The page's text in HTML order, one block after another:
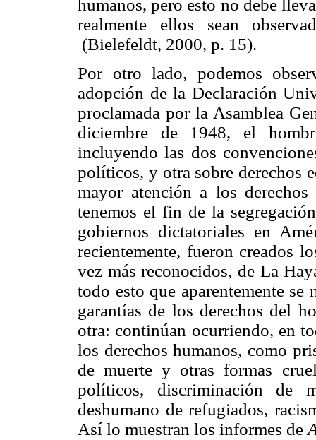
humanos, pero esto no debe
realmente ellos sean
(Bielefeldt, 2000, p. 15).
Por otro lado, podemos
adopción dela Declaración
proclamada por la Asamblea
diciembre de 1948, el
incluyendo las dos
políticos, y otra sobre derechos
mayor atención a los
tenemos el fin de la
gobiernos dictatoriales en
recientemente, fueron creados
vez más reconocidos, de La
todo esto que aparentemente se
garantías de los derechos del
otra: continúan ocurriendo, en
los derechos humanos, como
de muerte y otras formas
políticos, discriminación de
deshumano de refugiados,
Así lo muestran los informes de